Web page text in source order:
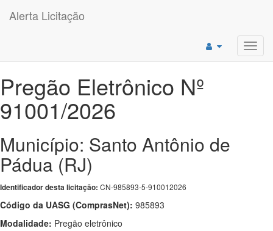
Alerta Licitação
Pregão Eletrônico Nº
91001/2026
Município: Santo Antônio de
Pádua (RJ)
Identificador desta licitação: CN-985893-5-910012026
Código da UASG (ComprasNet): 985893
Modalidade: Pregão eletrônico